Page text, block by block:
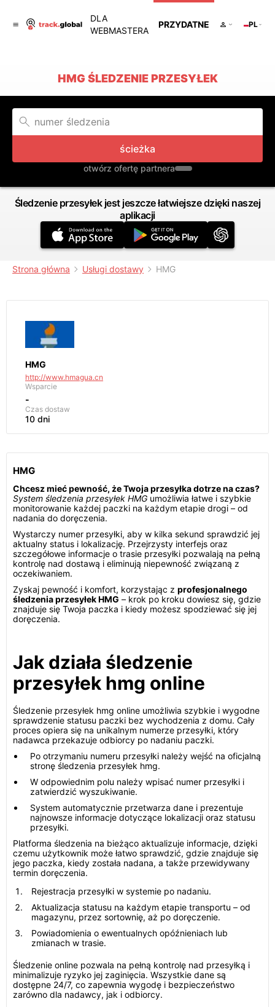
DLA
WEBMASTERA
PRZYDATNE PL
HMG ŚLEDZENIE PRZESYŁEK
ścieżka
otwórz ofertę partnera
Śledzenie przesyłek jest jeszcze łatwiejsze dzięki naszej
aplikacji
Strona główna Usługi dostawy HMG
HMG
http://www.hmagua.cn
Wsparcie
-
Czas dostaw
10 dni
HMG
Chcesz mieć pewność, że Twoja przesyłka dotrze na czas?
System śledzenia przesyłek HMG umożliwia łatwe i szybkie
monitorowanie każdej paczki na każdym etapie drogi – od
nadania do doręczenia.
Wystarczy numer przesyłki, aby w kilka sekund sprawdzić jej
aktualny status i lokalizację. Przejrzysty interfejs oraz
szczegółowe informacje o trasie przesyłki pozwalają na pełną
kontrolę nad dostawą i eliminują niepewność związaną z
oczekiwaniem.
Zyskaj pewność i komfort, korzystając z profesjonalnego
śledzenia przesyłek HMG – krok po kroku dowiesz się, gdzie
znajduje się Twoja paczka i kiedy możesz spodziewać się jej
doręczenia.
Jak działa śledzenie
przesyłek hmg online
Śledzenie przesyłek hmg online umożliwia szybkie i wygodne
sprawdzenie statusu paczki bez wychodzenia z domu. Cały
proces opiera się na unikalnym numerze przesyłki, który
nadawca przekazuje odbiorcy po nadaniu paczki.
Po otrzymaniu numeru przesyłki należy wejść na oficjalną
stronę śledzenia przesyłek hmg.
W odpowiednim polu należy wpisać numer przesyłki i
zatwierdzić wyszukiwanie.
System automatycznie przetwarza dane i prezentuje
najnowsze informacje dotyczące lokalizacji oraz statusu
przesyłki.
Platforma śledzenia na bieżąco aktualizuje informacje, dzięki
czemu użytkownik może łatwo sprawdzić, gdzie znajduje się
jego paczka, kiedy została nadana, a także przewidywany
termin doręczenia.
Rejestracja przesyłki w systemie po nadaniu.
Aktualizacja statusu na każdym etapie transportu – od
magazynu, przez sortownię, aż po doręczenie.
Powiadomienia o ewentualnych opóźnieniach lub
zmianach w trasie.
Śledzenie online pozwala na pełną kontrolę nad przesyłką i
minimalizuje ryzyko jej zaginięcia. Wszystkie dane są
dostępne 24/7, co zapewnia wygodę i bezpieczeństwo
zarówno dla nadawcy, jak i odbiorcy.